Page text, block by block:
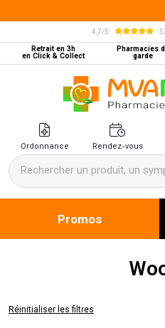
4,7/5
Retrait en 3h
en Click & Collect
Pharmacies
garde
Ordonnance Rendez-vous
Promos
Réinitialiser les filtres